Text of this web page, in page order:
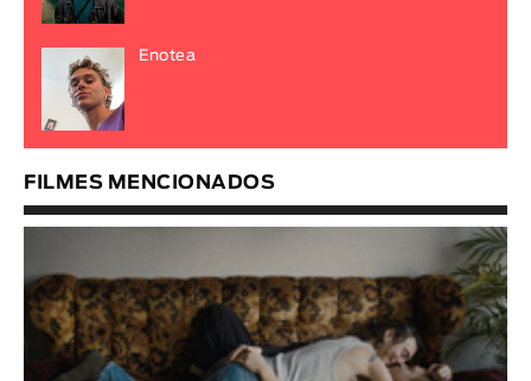
Enotea
FILMES MENCIONADOS